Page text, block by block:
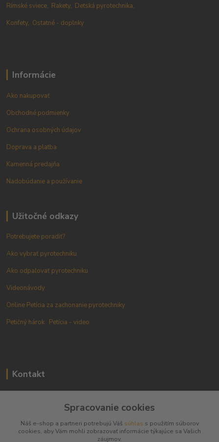
Rímské sviece, Rakety, Detská pyrotechnika,
Konfety, Ostatné - doplnky
Informácie
Ako nakupovať
Obchodné podmienky
Ochrana osobných údajov
Doprava a platba
Kamenná predajňa
Nadobúdanie a používanie
Užitočné odkazy
Potrebujete poradiť?
Ako vybrať pyrotechniku
Ako odpaľovať pyrotechniku
Videonávody
Online Petícia za zachonanie pyrotechniky
Petičný hárok Petícia - video
Kontakt
info@pyromarket.sk
Spracovanie cookies
Náš e-shop a partneri potrebujú Váš súhlas s použitím súborov
cookies, aby Vám mohli zobrazovať informácie týkajúce sa Vašich
záujmov.